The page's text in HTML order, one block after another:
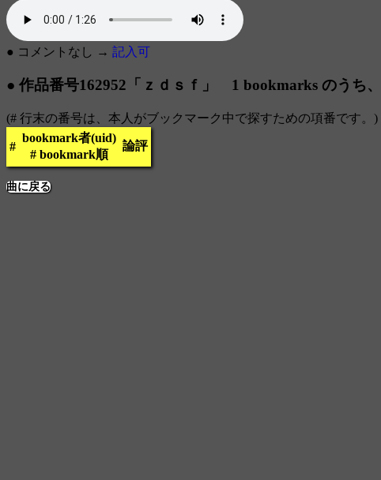
● コメントなし → 記入可
● 作品番号162952「ｚｄｓｆ」 1 bookmarks のうち、
(# 行末の番号は、本人がブックマーク中で探すための項番です。)
#
bookmark者(uid)
# bookmark順
論評
曲に戻る